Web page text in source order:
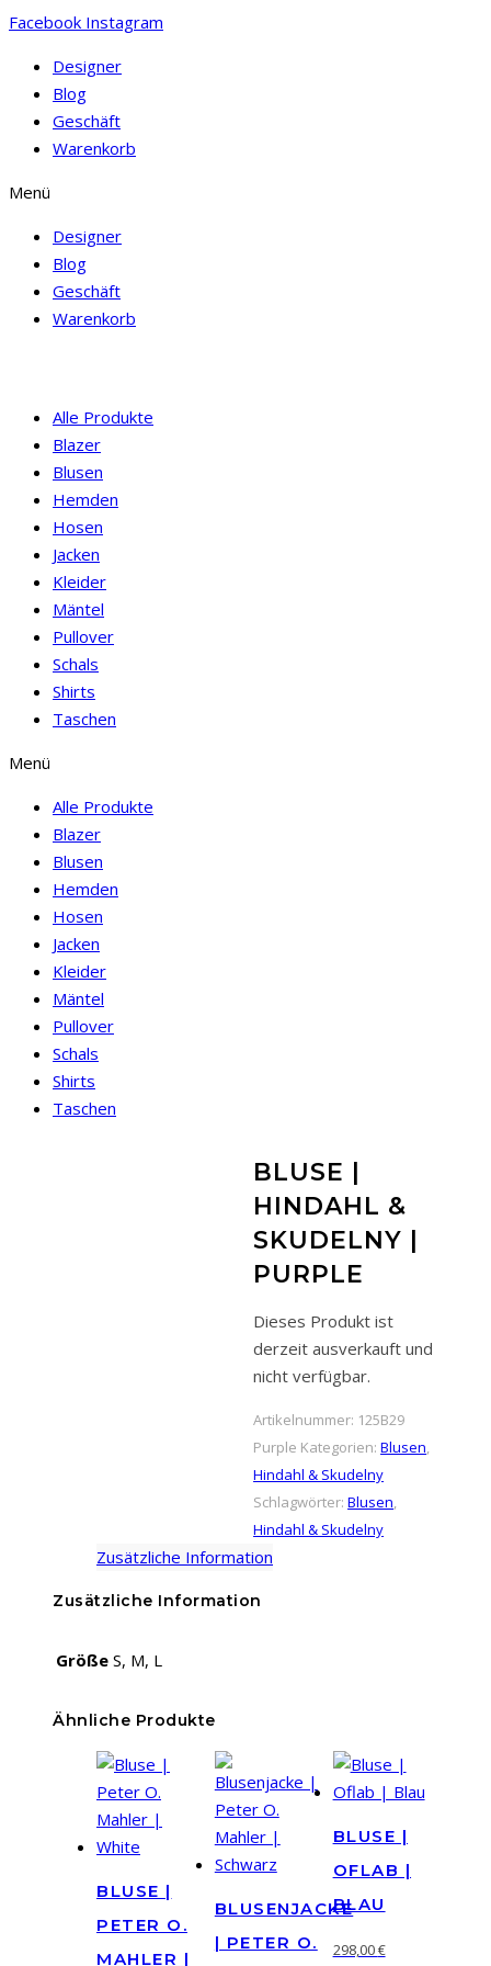
Facebook Instagram
Designer
Blog
Geschäft
Warenkorb
Menü
Designer
Blog
Geschäft
Warenkorb
Alle Produkte
Blazer
Blusen
Hemden
Hosen
Jacken
Kleider
Mäntel
Pullover
Schals
Shirts
Taschen
Menü
Alle Produkte
Blazer
Blusen
Hemden
Hosen
Jacken
Kleider
Mäntel
Pullover
Schals
Shirts
Taschen
BLUSE |
HINDAHL &
SKUDELNY |
PURPLE
Dieses Produkt ist
derzeit ausverkauft und
nicht verfügbar.
Artikelnummer: 125B29
Purple Kategorien:Blusen,
Hindahl & Skudelny
Schlagwörter:Blusen,
Hindahl & Skudelny
Zusätzliche Information
Zusätzliche Information
Größe S, M, L
Ähnliche Produkte
BLUSE |
PETER O.
MAHLER |
BLUSENJACKE
| PETER O.
BLUSE |
OFLAB |
BLAU
298,00€